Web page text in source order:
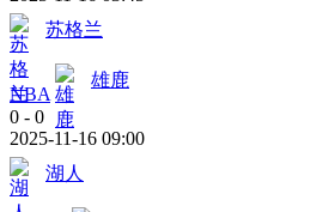
苏格兰
NBA
雄鹿
0 - 0
2025-11-16 09:00
湖人